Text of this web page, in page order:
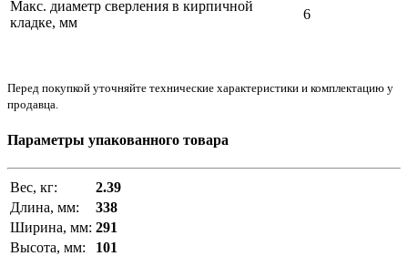
Макс. диаметр сверления в кирпичной
кладке, мм
6
Перед покупкой уточняйте технические характеристики и комплектацию у
продавца.
Параметры упакованного товара
Вес, кг:
2.39
Длина, мм:
338
Ширина, мм: 291
Высота, мм:
101